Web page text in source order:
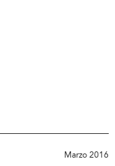
Marzo 2016